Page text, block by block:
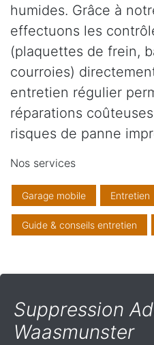
humides. Grâce à
effectuons les
(plaquettes de frein,
courroies)
entretien régulier
réparations
risques de panne
Nos services
Garage mobile Entretien
Guide & conseils entretien
Suppression
Waasmunster